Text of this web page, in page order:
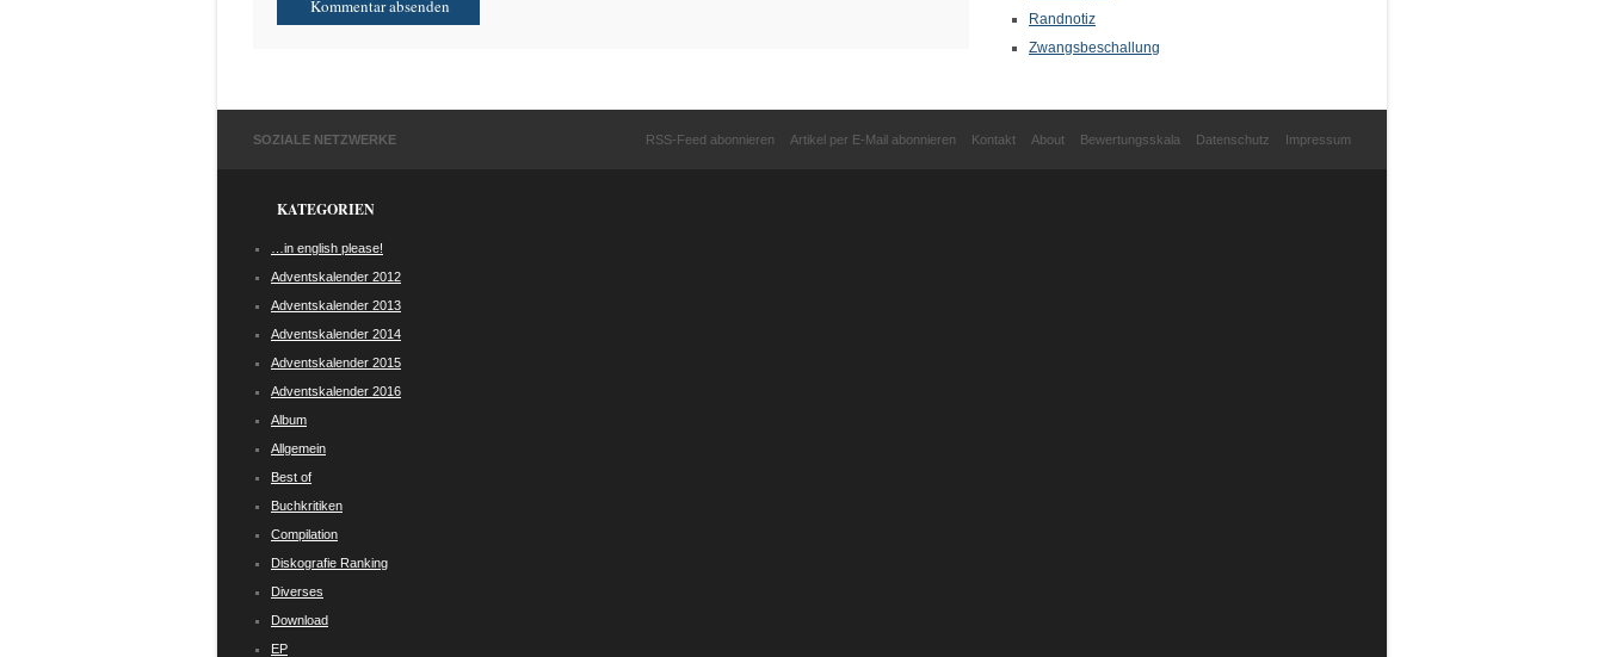
Randnotiz
Zwangsbeschallung
SOZIALE NETZWERKE RSS-Feed abonnieren Artikel per E-Mail abonnieren Kontakt About Bewertungsskala Datenschutz Impressum
KATEGORIEN
…in english please!
Adventskalender 2012
Adventskalender 2013
Adventskalender 2014
Adventskalender 2015
Adventskalender 2016
Album
Allgemein
Best of
Buchkritiken
Compilation
Diskografie Ranking
Diverses
Download
EP